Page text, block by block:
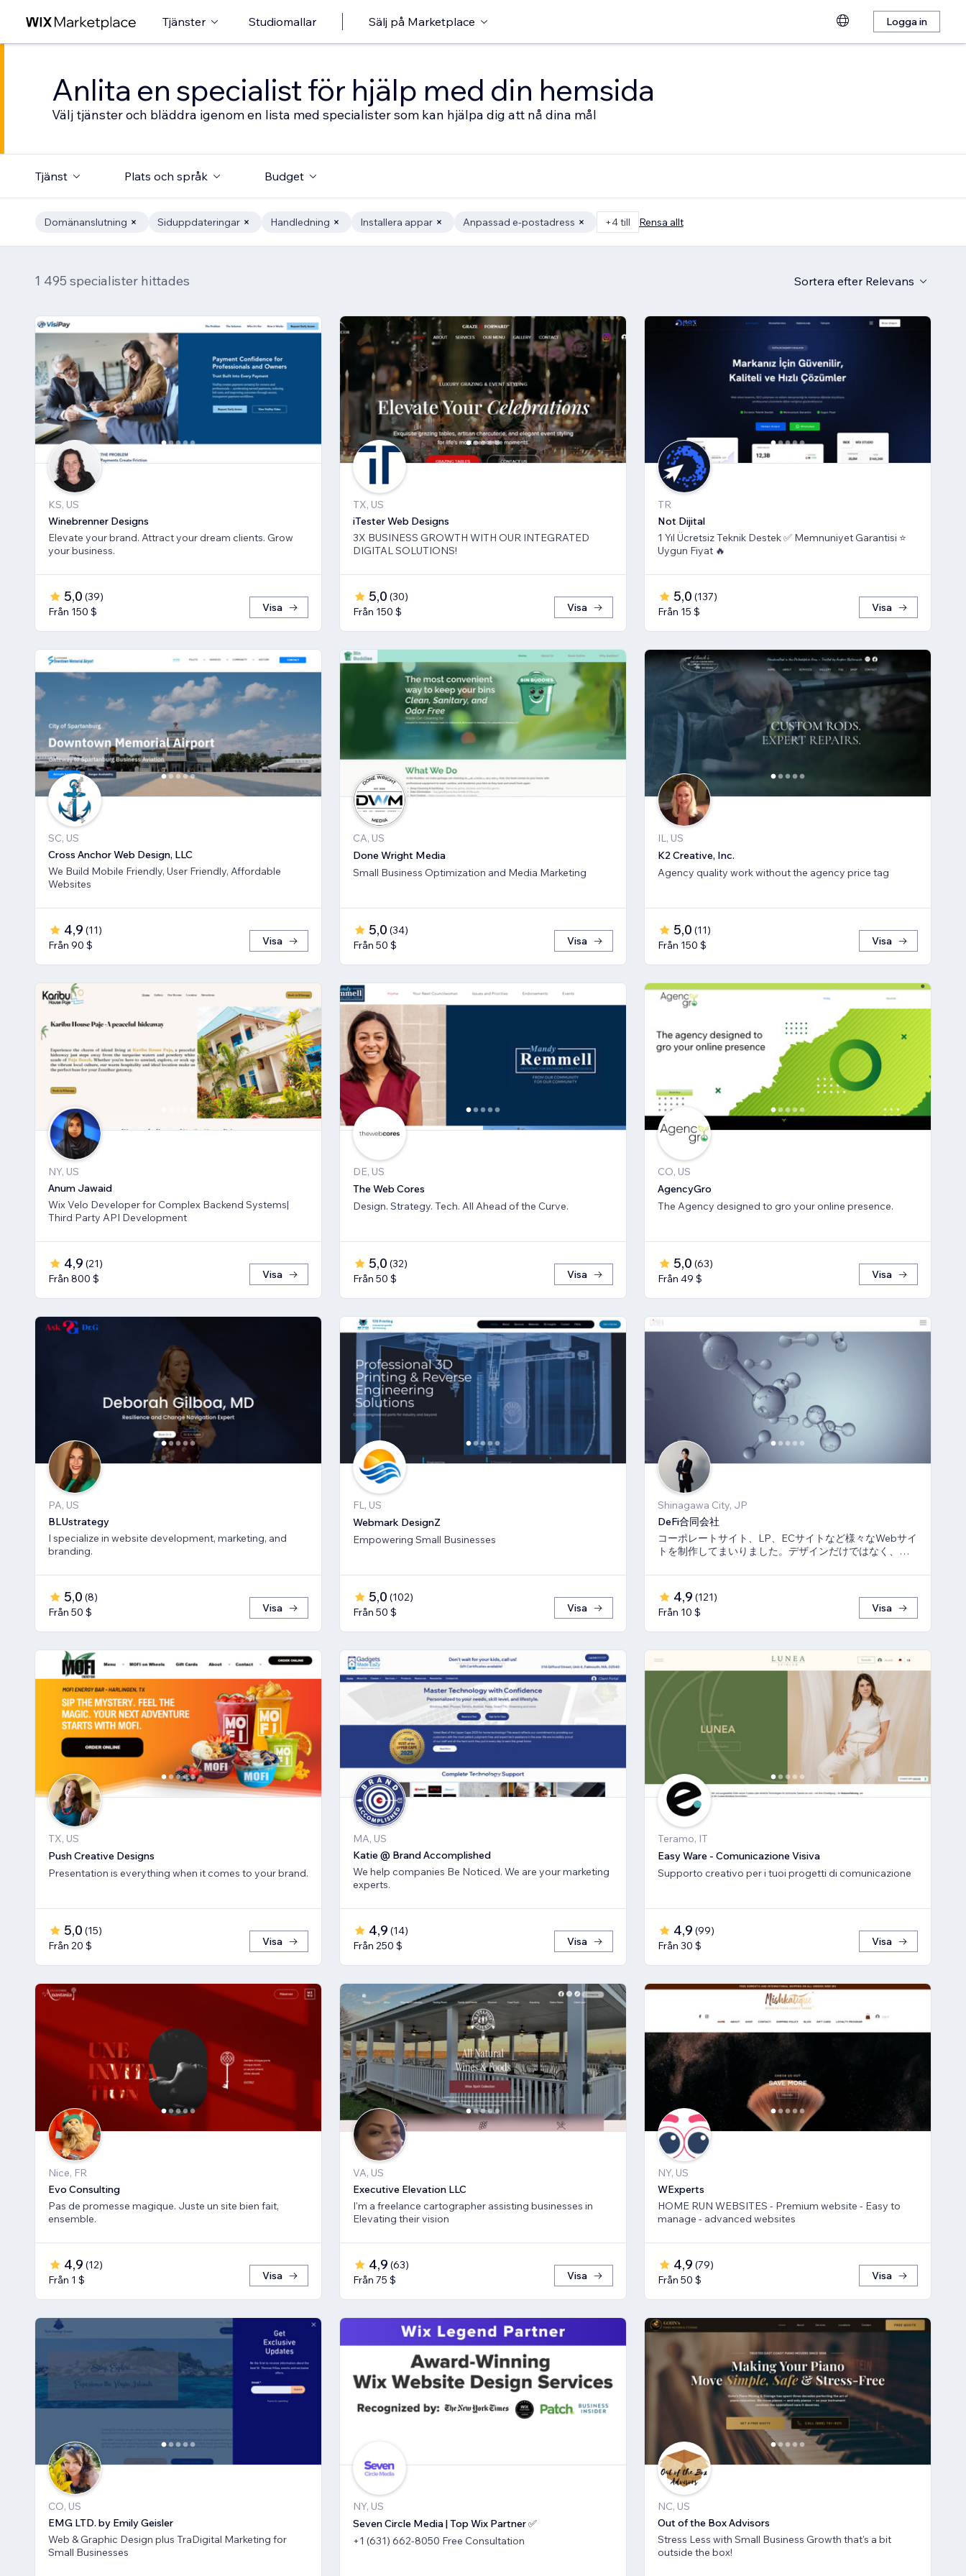
Tjänster Studiomallar Sälj på Marketplace Logga in
Anlita en specialist för hjälp med din hemsida
Välj tjänster och bläddra igenom en lista med specialister som kan hjälpa dig att nå dina mål
Tjänst Plats och språk Budget
Domänanslutning Siduppdateringar Handledning Installera appar Anpassad e-postadress +4 till Rensa allt
1 495 specialister hittades Sortera efter Relevans
KS, US
Winebrenner Designs
Elevate your brand. Attract your dream clients. Grow
your business.
5,0 (39)
Från 150 $
Visa
TX, US
iTester Web Designs
3X BUSINESS GROWTH ​WITH OUR INTEGRATED
DIGITAL SOLUTIONS!
5,0 (30)
Från 150 $
Visa
TR
Not Dijital
1 Yıl Ücretsiz Teknik Destek ✅ Memnuniyet Garantisi ⭐
Uygun Fiyat 🔥
5,0 (137)
Från 15 $
Visa
SC, US
Cross Anchor Web Design, LLC
We Build Mobile Friendly, User Friendly, Affordable
Websites
4,9 (11)
Från 90 $
Visa
CA, US
Done Wright Media
Small Business Optimization and Media Marketing
5,0 (34)
Från 50 $
Visa
IL, US
K2 Creative, Inc.
Agency quality work without the agency price tag
5,0 (11)
Från 150 $
Visa
NY, US
Anum Jawaid
Wix Velo Developer for Complex Backend Systems|
Third Party API Development
4,9 (21)
Från 800 $
Visa
DE, US
The Web Cores
Design. Strategy. Tech. All Ahead of the Curve.
5,0 (32)
Från 50 $
Visa
CO, US
AgencyGro
The Agency designed to gro your online presence.
5,0 (63)
Från 49 $
Visa
PA, US
BLUstrategy
I specialize in website development, marketing, and
branding.
5,0 (8)
Från 50 $
Visa
FL, US
Webmark DesignZ
Empowering Small Businesses
5,0 (102)
Från 50 $
Visa
Shinagawa City, JP
DeFi合同会社
コーポレートサイト、LP、ECサイトなど様々なWebサイ
トを制作してまいりました。デザインだけではなく、マ
4,9 (121)
Från 10 $
Visa
TX, US
Push Creative Designs
Presentation is everything when it comes to your brand.
5,0 (15)
Från 20 $
Visa
MA, US
Katie @ Brand Accomplished
We help companies Be Noticed. We are your marketing
experts.
4,9 (14)
Från 250 $
Visa
Teramo, IT
Easy Ware - Comunicazione Visiva
Supporto creativo per i tuoi progetti di comunicazione
4,9 (99)
Från 30 $
Visa
Nice, FR
Evo Consulting
Pas de promesse magique. Juste un site bien fait,
ensemble.
4,9 (12)
Från 1 $
Visa
VA, US
Executive Elevation LLC
I'm a freelance cartographer assisting businesses in
Elevating their vision
4,9 (63)
Från 75 $
Visa
NY, US
WExperts
HOME RUN WEBSITES - Premium website - Easy to
manage - advanced websites
4,9 (79)
Från 50 $
Visa
CO, US
EMG LTD. by Emily Geisler
Web & Graphic Design plus TraDigital Marketing for
Small Businesses
NY, US
Seven Circle Media | Top Wix Partner ✅
+1 (631) 662-8050 Free Consultation
NC, US
Out of the Box Advisors
Stress Less with Small Business Growth that's a bit
outside the box!